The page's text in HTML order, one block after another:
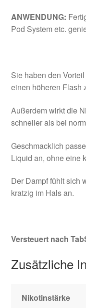
ANWENDUNG:
Pod System etc.
Sie haben den
einen höheren Flash
Außerdem wirkt die
schneller als bei
Geschmacklich
Liquid an, ohne eine
Der Dampf fühlt sich
kratzig im Hals an.
Versteuert nach
Zusätzliche
Nikotinstärke